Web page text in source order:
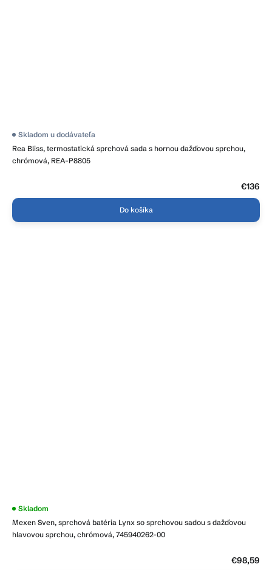
Rea Bliss, termostatická sprchová sada s hornou dažďovou sprchou,
chrómová, REA-P8805
Skladom u dodávateľa
€136
Do košíka
Mexen Sven, sprchová batéria Lynx so sprchovou sadou s dažďovou
hlavovou sprchou, chrómová, 745940262-00
Skladom
€98,59